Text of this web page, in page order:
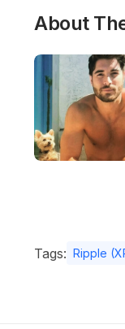
About
Tags: Ripple